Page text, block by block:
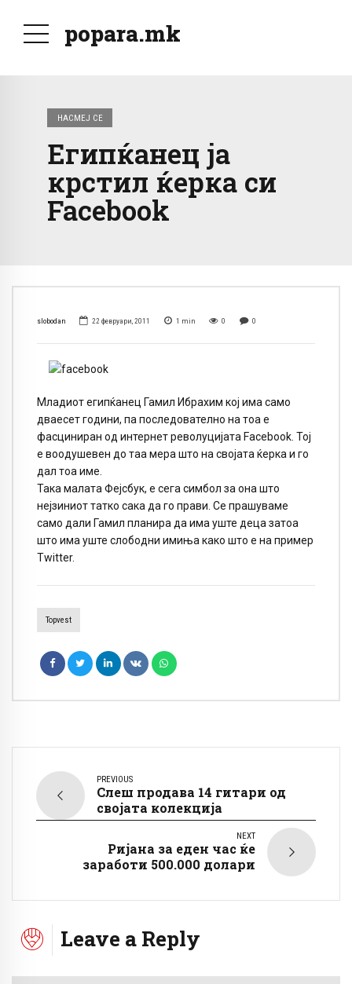
popara.mk
НАСМЕЈ СЕ
Египќанец ја
крстил ќерка си
Facebook
slobodan 22 февруари, 2011 1 min 0 0
Младиот египќанец Гамил Ибрахим кој има само
дваесет години, па последователно на тоа е
фасциниран од интернет револуцијата Facebook. Тој
е воодушевен до таа мера што на својата ќерка и го
дал тоа име.
Така малата Фејсбук, е сега симбол за она што
нејзиниот татко сака да го прави. Се прашуваме
само дали Гамил планира да има уште деца затоа
што има уште слободни имиња како што е на пример
Twitter.
Topvest
PREVIOUS
Слеш продава 14 гитари од
својата колекција
NEXT
Ријана за еден час ќе
заработи 500.000 долари
Leave a Reply